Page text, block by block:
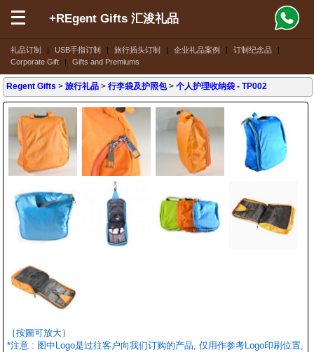
礼品订制 | USB手指订制 | 旅行插头订制 | 企业礼品案例 | 订制纪念品
|
Corporate Gift
| Gifts and Premiums
+REgent Gifts 汇浚礼品
Regent Gifts >旅行礼品 >行李袋及护照包 >个人护理收纳袋 - TP002
｛按圖可放大｝
*注意 : 图中Logo是过往客户向我们订购的产品, 仅用作参考Logo印刷位置,